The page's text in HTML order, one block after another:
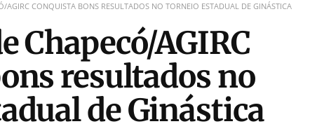
AGIRC CONQUISTA BONS RESULTADOS NO TORNEIO ESTADUAL DE GINÁSTICA
Chapecó/AGIRC
resultados no
de Ginástica